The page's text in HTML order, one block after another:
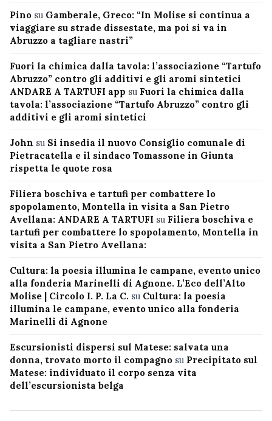
Pino su Gamberale, Greco: “In Molise si continua a
viaggiare su strade dissestate, ma poi si va in
Abruzzo a tagliare nastri”
Fuori la chimica dalla tavola: l’associazione “Tartufo
Abruzzo” contro gli additivi e gli aromi sintetici
ANDARE A TARTUFI app su Fuori la chimica dalla
tavola: l’associazione “Tartufo Abruzzo” contro gli
additivi e gli aromi sintetici
John su Si insedia il nuovo Consiglio comunale di
Pietracatella e il sindaco Tomassone in Giunta
rispetta le quote rosa
Filiera boschiva e tartufi per combattere lo
spopolamento, Montella in visita a San Pietro
Avellana: ANDARE A TARTUFI su Filiera boschiva e
tartufi per combattere lo spopolamento, Montella in
visita a San Pietro Avellana:
Cultura: la poesia illumina le campane, evento unico
alla fonderia Marinelli di Agnone. L’Eco dell’Alto
Molise | Circolo I. P. La C. su Cultura: la poesia
illumina le campane, evento unico alla fonderia
Marinelli di Agnone
Escursionisti dispersi sul Matese: salvata una
donna, trovato morto il compagno su Precipitato sul
Matese: individuato il corpo senza vita
dell’escursionista belga